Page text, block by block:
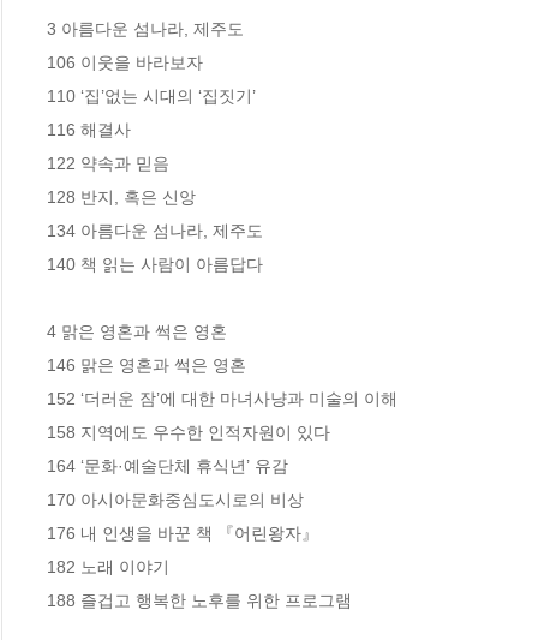
3 아름다운 섬나라, 제주도
106 이웃을 바라보자
110 ‘집’없는 시대의 ‘집짓기’
116 해결사
122 약속과 믿음
128 반지, 혹은 신앙
134 아름다운 섬나라, 제주도
140 책 읽는 사람이 아름답다
4 맑은 영혼과 썩은 영혼
146 맑은 영혼과 썩은 영혼
152 ‘더러운 잠’에 대한 마녀사냥과 미술의 이해
158 지역에도 우수한 인적자원이 있다
164 ‘문화·예술단체 휴식년’ 유감
170 아시아문화중심도시로의 비상
176 내 인생을 바꾼 책 『어린왕자』
182 노래 이야기
188 즐겁고 행복한 노후를 위한 프로그램